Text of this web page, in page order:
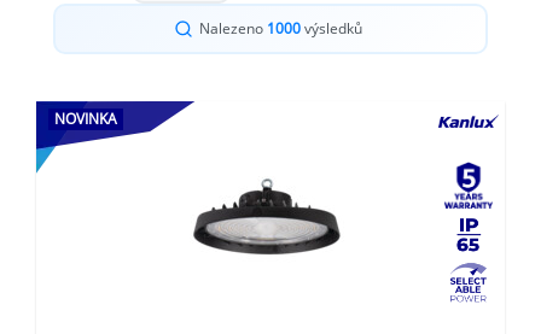
Nalezeno 1000výsledků
NOVINKA